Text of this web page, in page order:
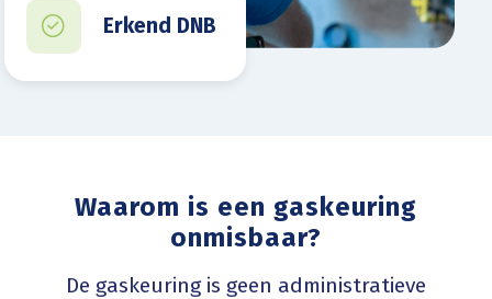
Erkend DNB
Waarom is een gaskeuring
onmisbaar?
De gaskeuring is geen administratieve